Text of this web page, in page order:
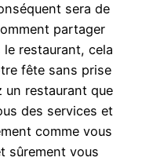
sera de
partager
le restaurant, cela
fête sans prise
un restaurant que
des services et
comme vous
sûrement vous